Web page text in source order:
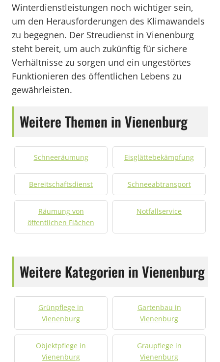
Winterdienstleistungen noch wichtiger sein,
um den Herausforderungen des Klimawandels
zu begegnen. Der Streudienst in Vienenburg
steht bereit, um auch zukünftig für sichere
Verhältnisse zu sorgen und ein ungestörtes
Funktionieren des öffentlichen Lebens zu
gewährleisten.
Weitere Themen in Vienenburg
Schneeräumung Eisglättebekämpfung
Bereitschaftsdienst Schneeabtransport
Räumung von
öffentlichen Flächen
Notfallservice
Weitere Kategorien in Vienenburg
Grünpflege in
Vienenburg
Gartenbau in
Vienenburg
Objektpflege in
Vienenburg
Graupflege in
Vienenburg